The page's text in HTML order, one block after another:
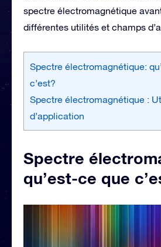
spectre électromagnétique
différentes utilités et champs
Spectre électromagnétique:
c’est?
Spectre électromagnétique :
d’application
Spectre
qu’est-ce que